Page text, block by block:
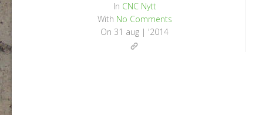
In CNC Nytt
With No Comments
On 31 aug | '2014